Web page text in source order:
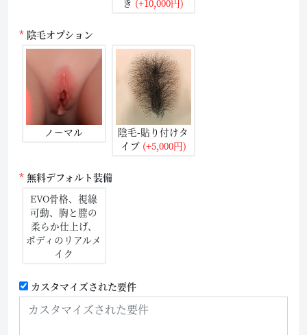
き (+10,000円)
陰毛オプション
ノーマル
陰毛-貼り付けタ
イプ(+5,000円)
無料デフォルト装備
EVO骨格、視線
可動、胸と膣の
柔らか仕上げ、
ボディのリアルメ
イク
カスタマイズされた要件